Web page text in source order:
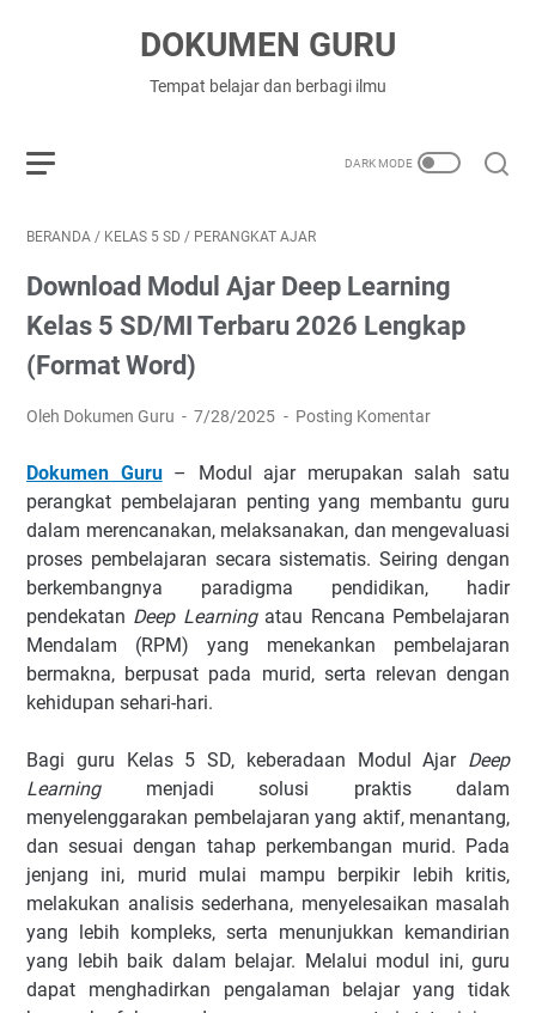
DOKUMEN GURU
Tempat belajar dan berbagi ilmu
BERANDA / KELAS 5 SD / PERANGKAT AJAR
Download Modul Ajar Deep Learning
Kelas 5 SD/MI Terbaru 2026 Lengkap
(Format Word)
Oleh Dokumen Guru 7/28/2025 Posting Komentar
Dokumen Guru– Modul ajar merupakan salah satu
perangkat pembelajaran penting yang membantu guru
dalam merencanakan, melaksanakan, dan mengevaluasi
proses pembelajaran secara sistematis. Seiring dengan
berkembangnya paradigma pendidikan, hadir
pendekatan Deep Learningatau Rencana Pembelajaran
Mendalam (RPM) yang menekankan pembelajaran
bermakna, berpusat pada murid, serta relevan dengan
kehidupan sehari-hari.
Bagi guru Kelas 5 SD, keberadaan Modul Ajar Deep
Learningmenjadi solusi praktis dalam
menyelenggarakan pembelajaran yang aktif, menantang,
dan sesuai dengan tahap perkembangan murid. Pada
jenjang ini, murid mulai mampu berpikir lebih kritis,
melakukan analisis sederhana, menyelesaikan masalah
yang lebih kompleks, serta menunjukkan kemandirian
yang lebih baik dalam belajar. Melalui modul ini, guru
dapat menghadirkan pengalaman belajar yang tidak